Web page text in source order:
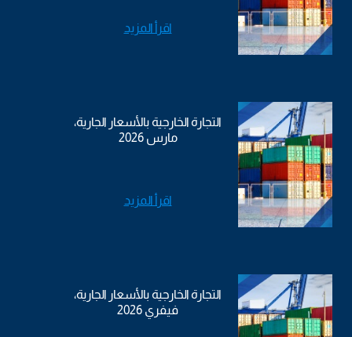
اقرأ المزيد
التجارة الخارجية بالأسعار الجارية،
مارس 2026
اقرأ المزيد
التجارة الخارجية بالأسعار الجارية،
فيفري 2026